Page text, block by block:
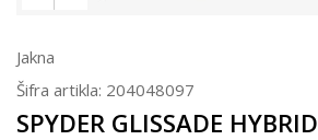
Jakna
Šifra artikla: 204048097
SPYDER GLISSADE HYBRID